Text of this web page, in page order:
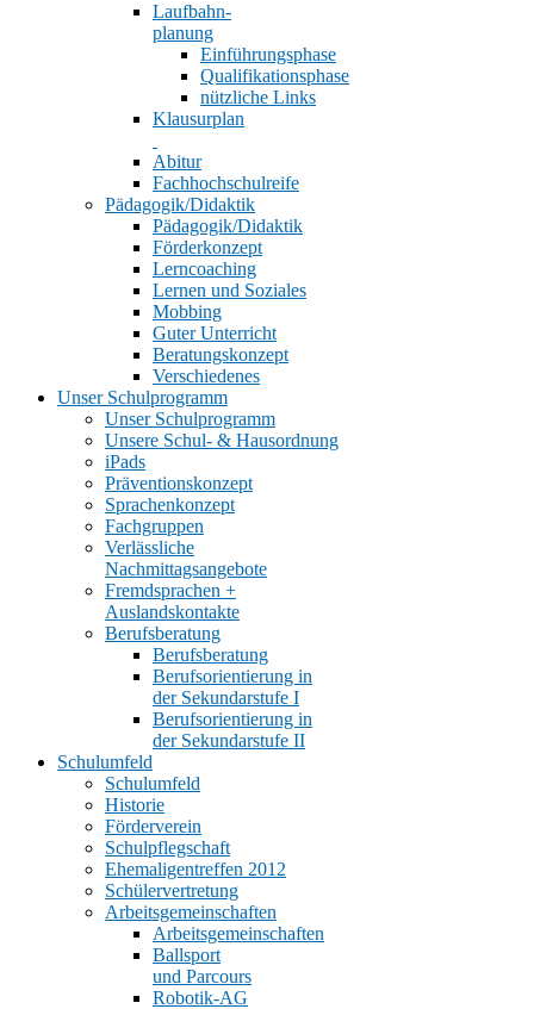
Laufbahn-
planung
Einführungsphase
Qualifikationsphase
nützliche Links
Klausurplan
Abitur
Fachhochschulreife
Pädagogik/Didaktik
Pädagogik/Didaktik
Förderkonzept
Lerncoaching
Lernen und Soziales
Mobbing
Guter Unterricht
Beratungskonzept
Verschiedenes
Unser Schulprogramm
Unser Schulprogramm
Unsere Schul- & Hausordnung
iPads
Präventionskonzept
Sprachenkonzept
Fachgruppen
Verlässliche
Nachmittagsangebote
Fremdsprachen +
Auslandskontakte
Berufsberatung
Berufsberatung
Berufsorientierung in
der Sekundarstufe I
Berufsorientierung in
der Sekundarstufe II
Schulumfeld
Schulumfeld
Historie
Förderverein
Schulpflegschaft
Ehemaligentreffen 2012
Schülervertretung
Arbeitsgemeinschaften
Arbeitsgemeinschaften
Ballsport
und Parcours
Robotik-AG